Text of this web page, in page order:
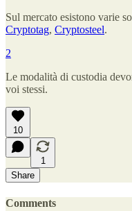
Sul mercato esistono varie
Cryptotag, Cryptosteel.
2
Le modalità di custodia
voi stessi.
10
1
Share
Comments